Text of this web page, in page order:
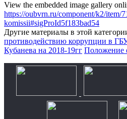
View the embedded image gallery
https://oubvrn.ru/component/k2/item/
komissii#sigProId5f183bad54
Другие материалы в этой
противодействию коррупции в
Кубанева на 2018-19гг Положение